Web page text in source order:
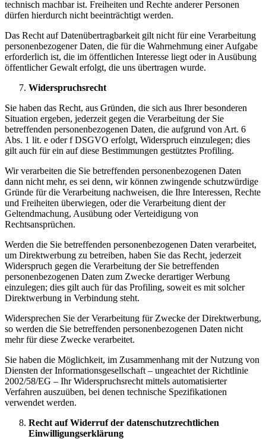
technisch machbar ist. Freiheiten und Rechte anderer Personen
dürfen hierdurch nicht beeinträchtigt werden.
Das Recht auf Datenübertragbarkeit gilt nicht für eine Verarbeitung
personenbezogener Daten, die für die Wahrnehmung einer Aufgabe
erforderlich ist, die im öffentlichen Interesse liegt oder in Ausübung
öffentlicher Gewalt erfolgt, die uns übertragen wurde.
Widerspruchsrecht
Sie haben das Recht, aus Gründen, die sich aus Ihrer besonderen
Situation ergeben, jederzeit gegen die Verarbeitung der Sie
betreffenden personenbezogenen Daten, die aufgrund von Art. 6
Abs. 1 lit. e oder f DSGVO erfolgt, Widerspruch einzulegen; dies
gilt auch für ein auf diese Bestimmungen gestütztes Profiling.
Wir verarbeiten die Sie betreffenden personenbezogenen Daten
dann nicht mehr, es sei denn, wir können zwingende schutzwürdige
Gründe für die Verarbeitung nachweisen, die Ihre Interessen, Rechte
und Freiheiten überwiegen, oder die Verarbeitung dient der
Geltendmachung, Ausübung oder Verteidigung von
Rechtsansprüchen.
Werden die Sie betreffenden personenbezogenen Daten verarbeitet,
um Direktwerbung zu betreiben, haben Sie das Recht, jederzeit
Widerspruch gegen die Verarbeitung der Sie betreffenden
personenbezogenen Daten zum Zwecke derartiger Werbung
einzulegen; dies gilt auch für das Profiling, soweit es mit solcher
Direktwerbung in Verbindung steht.
Widersprechen Sie der Verarbeitung für Zwecke der Direktwerbung,
so werden die Sie betreffenden personenbezogenen Daten nicht
mehr für diese Zwecke verarbeitet.
Sie haben die Möglichkeit, im Zusammenhang mit der Nutzung von
Diensten der Informationsgesellschaft – ungeachtet der Richtlinie
2002/58/EG – Ihr Widerspruchsrecht mittels automatisierter
Verfahren auszuüben, bei denen technische Spezifikationen
verwendet werden.
Recht auf Widerruf der datenschutzrechtlichen
Einwilligungserklärung